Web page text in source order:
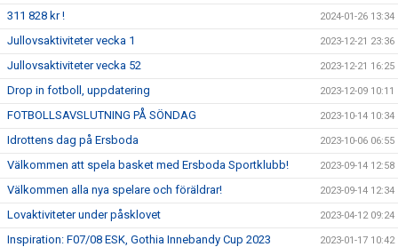
311 828 kr ! 2024-01-26 13:34
Jullovsaktiviteter vecka 1 2023-12-21 23:36
Jullovsaktiviteter vecka 52 2023-12-21 16:25
Drop in fotboll, uppdatering 2023-12-09 10:11
FOTBOLLSAVSLUTNING PÅ SÖNDAG 2023-10-14 10:34
Idrottens dag på Ersboda 2023-10-06 06:55
Välkommen att spela basket med Ersboda Sportklubb! 2023-09-14 12:58
Välkommen alla nya spelare och föräldrar! 2023-09-14 12:34
Lovaktiviteter under påsklovet 2023-04-12 09:24
Inspiration: F07/08 ESK, Gothia Innebandy Cup 2023 2023-01-17 10:42